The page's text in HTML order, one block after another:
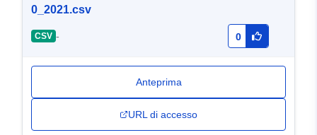
0_2021.csv
CSV - 0
Anteprima
URL di accesso